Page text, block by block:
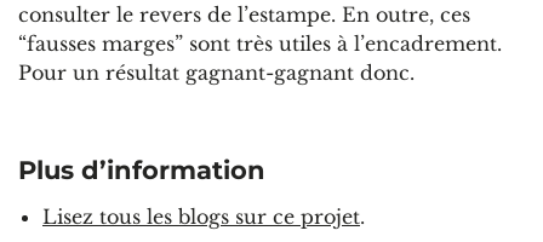
consulter le revers de l’estampe. En outre, ces
“fausses marges” sont très utiles à l’encadrement.
Pour un résultat gagnant-gagnant donc.
Plus d’information
Lisez tous les blogs sur ce projet.